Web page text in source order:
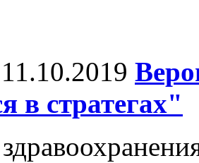
11.10.2019
в стратегах"